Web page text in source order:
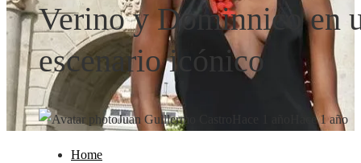
Verino y Dominnico en
escenario icónico
Juan Guillermo Castro Hace 1 año
Home